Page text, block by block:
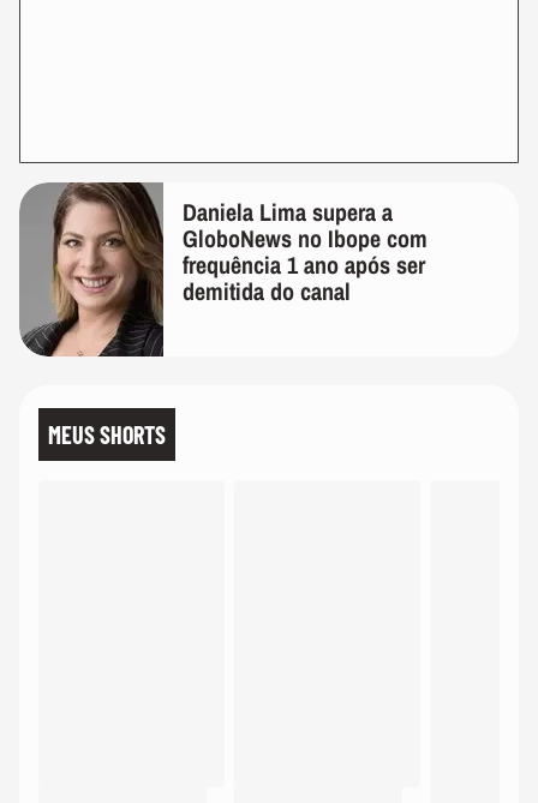
Daniela Lima supera a
GloboNews no Ibope com
frequência 1 ano após ser
demitida do canal
MEUS SHORTS